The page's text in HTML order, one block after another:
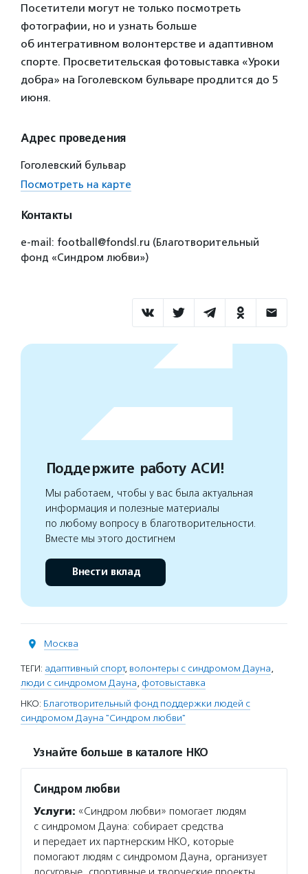
Посетители могут не только посмотреть
фотографии, но и узнать больше
об интегративном волонтерстве и адаптивном
спорте. Просветительская фотовыставка «Уроки
добра» на Гоголевском бульваре продлится до 5
июня.
Адрес проведения
Гоголевский бульвар
Посмотреть на карте
Контакты
e-mail: football@fondsl.ru (Благотворительный
фонд «Синдром любви»)
Поддержите работу АСИ!
Мы работаем, чтобы у вас была актуальная
информация и полезные материалы
по любому вопросу в благотворительности.
Вместе мы этого достигнем
Внести вклад
Москва
ТЕГИ: адаптивный спорт, волонтеры с синдромом Дауна,
люди с синдромом Дауна, фотовыставка
НКО: Благотворительный фонд поддержки людей с
синдромом Дауна "Синдром любви"
Узнайте больше в каталоге НКО
Синдром любви
Услуги: «Синдром любви» помогает людям
с синдромом Дауна: собирает средства
и передает их партнерским НКО, которые
помогают людям с синдромом Дауна, организует